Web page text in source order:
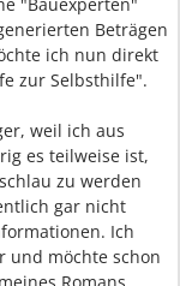
Beträgen
ich nun direkt
zur Selbsthilfe".
weil ich aus
es teilweise ist,
zu werden
gar nicht
Ich
und möchte schon